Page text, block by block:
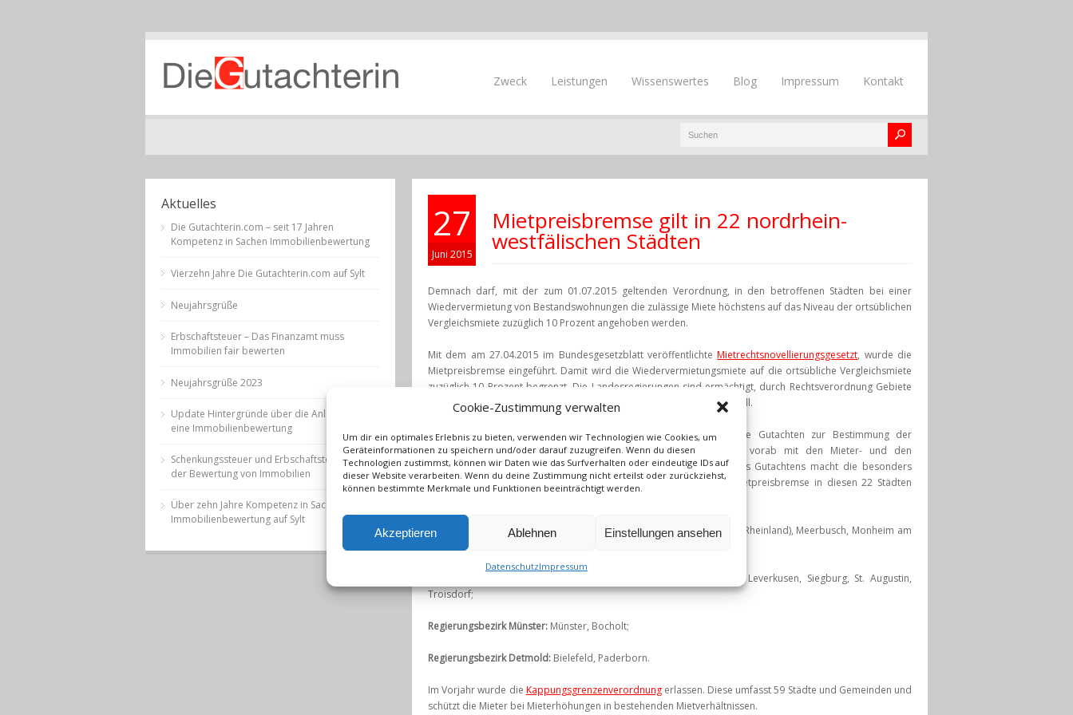
Cookie-Zustimmung verwalten
Um dir ein optimales Erlebnis zu bieten, verwenden wir Technologien wie Cookies, um
Geräteinformationen zu speichern und/oder darauf zuzugreifen. Wenn du diesen
Technologien zustimmst, können wir Daten wie das Surfverhalten oder eindeutige IDs auf
dieser Website verarbeiten. Wenn du deine Zustimmung nicht erteilst oder zurückziehst,
können bestimmte Merkmale und Funktionen beeinträchtigt werden.
Akzeptieren Ablehnen Einstellungen ansehen
DatenschutzImpressum
Zweck Leistungen Wissenswertes Blog Impressum Kontakt
27
Juni 2015
Mietpreisbremse gilt in 22 nordrhein-
westfälischen Städten
Demnach darf, mit der zum 01.07.2015 geltenden Verordnung, in den betroffenen Städten bei einer
Wiedervermietung von Bestandswohnungen die zulässige Miete höchstens auf das Niveau der ortsüblichen
Vergleichsmiete zuzüglich 10 Prozent angehoben werden.
Mit dem am 27.04.2015 im Bundesgesetzblatt veröffentlichteMietrechtsnovellierungsgesetzt, wurde die
Mietpreisbremse eingeführt. Damit wird die Wiedervermietungsmiete auf die ortsübliche Vergleichsmiete
zuzüglich 10 Prozent begrenzt. Die Landesregierungen sind ermächtigt, durch Rechtsverordnung Gebiete
zu bestimmen, in denen die Mietobergrenze zeitlich befristet gelten soll.
Der Entwurf der Verordnung in Verbindung mit dem notwendige Gutachten zur Bestimmung der
Kommunen, in denen die Mietpreisbremse gelten soll, wurden vorab mit den Mieter- und den
Wohnungswirtschaftsverbänden erörtert. Unter Berücksichtigung des Gutachtens macht die besonders
angespannte Lage auf dem Wohnungsmarkt die Einführung der Mietpreisbremse in diesen 22 Städten
Regierungsbezirk Düsseldorf:
Düsseldorf, Erkrath, Kleve, Langenfeld (Rheinland), Meerbusch, Monheim am
Rhein, Neuss, Ratingen;
Aachen, Bonn, Brühl, Frechen, Hürth, Köln, Leverkusen, Siegburg, St. Augustin,
Troisdorf;
Regierungsbezirk Münster: Münster, Bocholt;
Regierungsbezirk Detmold: Bielefeld, Paderborn.
Im Vorjahr wurde die Kappungsgrenzenverordnungerlassen. Diese umfasst 59 Städte und Gemeinden und
schützt die Mieter bei Mieterhöhungen in bestehenden Mietverhältnissen.
Aktuelles
Die Gutachterin.com – seit 17 Jahren
Kompetenz in Sachen Immobilienbewertung
Vierzehn Jahre Die Gutachterin.com auf Sylt
Neujahrsgrüße
Erbschaftsteuer – Das Finanzamt muss
Immobilien fair bewerten
Neujahrsgrüße 2023
Update Hintergründe über die Anlässe für
eine Immobilienbewertung
Schenkungssteuer und Erbschaftsteuer bei
der Bewertung von Immobilien
Über zehn Jahre Kompetenz in Sachen
Immobilienbewertung auf Sylt